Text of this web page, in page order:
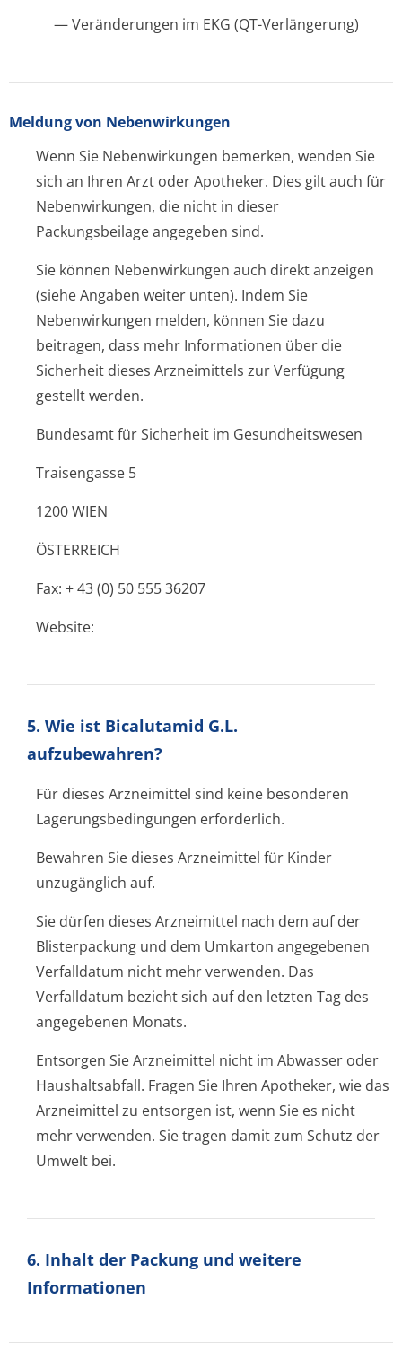
— Veränderungen im EKG (QT-Verlängerung)
Meldung von Nebenwirkungen
Wenn Sie Nebenwirkungen bemerken, wenden Sie
sich an Ihren Arzt oder Apotheker. Dies gilt auch für
Nebenwirkungen, die nicht in dieser
Packungsbeilage angegeben sind.
Sie können Nebenwirkungen auch direkt anzeigen
(siehe Angaben weiter unten). Indem Sie
Nebenwirkungen melden, können Sie dazu
beitragen, dass mehr Informationen über die
Sicherheit dieses Arzneimittels zur Verfügung
gestellt werden.
Bundesamt für Sicherheit im Gesundheitswesen
Traisengasse 5
1200 WIEN
ÖSTERREICH
Fax: + 43 (0) 50 555 36207
Website:
5. Wie ist Bicalutamid G.L.
aufzubewahren?
Für dieses Arzneimittel sind keine besonderen
Lagerungsbedin­gungen erforderlich.
Bewahren Sie dieses Arzneimittel für Kinder
unzugänglich auf.
Sie dürfen dieses Arzneimittel nach dem auf der
Blisterpackung und dem Umkarton angegebenen
Verfalldatum nicht mehr verwenden. Das
Verfalldatum bezieht sich auf den letzten Tag des
angegebenen Monats.
Entsorgen Sie Arzneimittel nicht im Abwasser oder
Haushaltsabfall. Fragen Sie Ihren Apotheker, wie das
Arzneimittel zu entsorgen ist, wenn Sie es nicht
mehr verwenden. Sie tragen damit zum Schutz der
Umwelt bei.
6. Inhalt der Packung und weitere
Informationen